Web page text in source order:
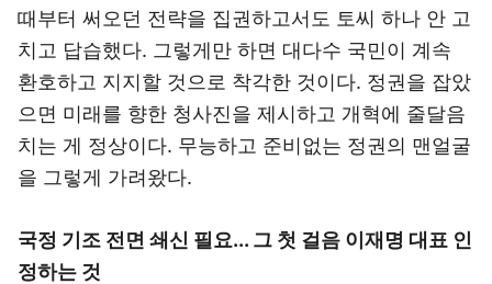
때부터 써오던 전략을 집권하고서도 토씨 하나 안 고
치고 답습했다. 그렇게만 하면 대다수 국민이 계속
환호하고 지지할 것으로 착각한 것이다. 정권을 잡았
으면 미래를 향한 청사진을 제시하고 개혁에 줄달음
치는 게 정상이다. 무능하고 준비없는 정권의 맨얼굴
을 그렇게 가려왔다.
국정 기조 전면 쇄신 필요... 그 첫 걸음 이재명 대표 인
정하는 것